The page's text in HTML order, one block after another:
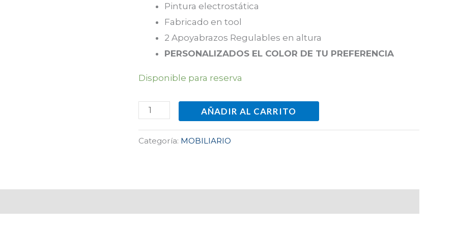
Pintura electrostática
Fabricado en tool
2 Apoyabrazos Regulables en altura
PERSONALIZADOS EL COLOR DE TU PREFERENCIA
Disponible para reserva
AÑADIR AL CARRITO
Categoría: MOBILIARIO